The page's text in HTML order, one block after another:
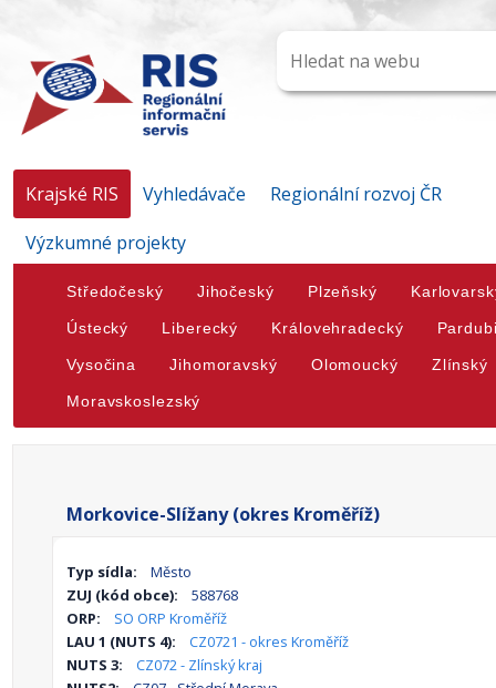
Krajské RIS Vyhledávače
Regionální rozvoj ČR
Výzkumné projekty
Středočeský Jihočeský Plzeňský
Ústecký Liberecký Královehradecký
Vysočina Jihomoravský Olomoucký Zlínský
Moravskoslezský
Morkovice-Slížany (okres Kroměříž)
Typ sídla:
Město
ZUJ (kód obce):
588768
ORP:
SO ORP Kroměříž
LAU 1 (NUTS 4):
CZ0721 - okres Kroměříž
NUTS 3:
CZ072 - Zlínský kraj